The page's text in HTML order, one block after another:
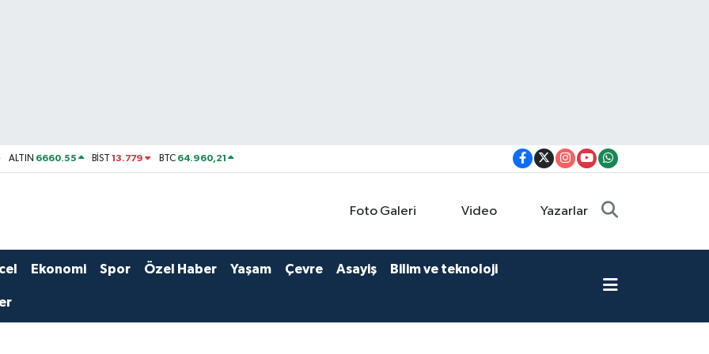
ALTIN 6660.55 BİST13.779 BTC 64.960,21
Foto Galeri Video Yazarlar
Ekonomi Spor Özel Haber Yaşam Çevre Asayiş Bilim ve teknoloji